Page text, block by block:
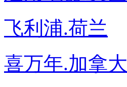
飞利浦.荷兰
喜万年.加拿大